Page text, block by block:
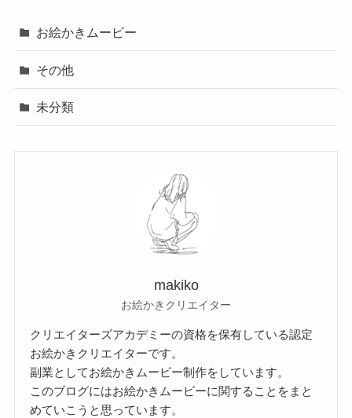
お絵かきムービー
その他
未分類
makiko
お絵かきクリエイター
クリエイターズアカデミーの資格を保有している認定
お絵かきクリエイターです。
副業としてお絵かきムービー制作をしています。
このブログにはお絵かきムービーに関することをまと
めていこうと思っています。